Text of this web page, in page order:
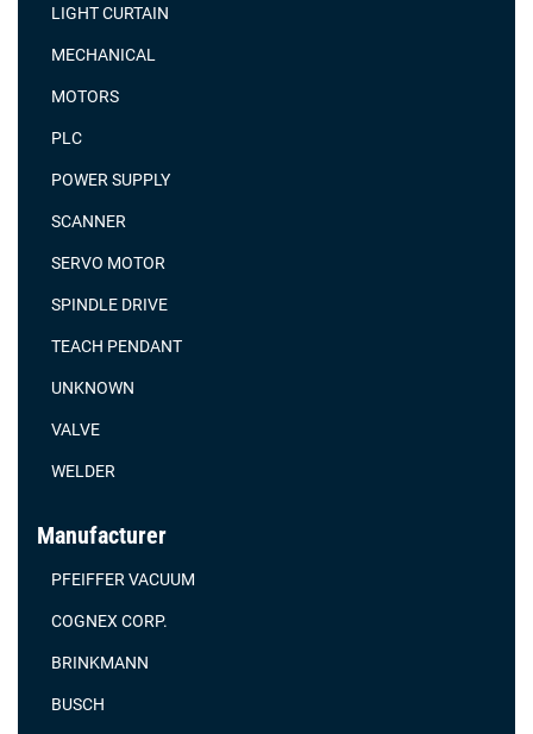
LIGHT CURTAIN
MECHANICAL
MOTORS
PLC
POWER SUPPLY
SCANNER
SERVO MOTOR
SPINDLE DRIVE
TEACH PENDANT
UNKNOWN
VALVE
WELDER
Manufacturer
PFEIFFER VACUUM
COGNEX CORP.
BRINKMANN
BUSCH